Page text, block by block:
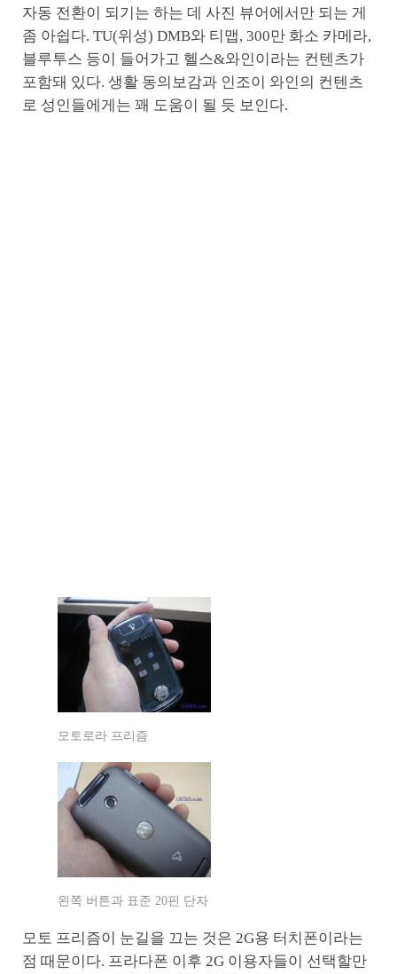
자동 전환이 되기는 하는 데 사진 뷰어에서만 되는 게
좀 아쉽다. TU(위성) DMB와 티맵, 300만 화소 카메라,
블루투스 등이 들어가고 헬스&와인이라는 컨텐츠가
포함돼 있다. 생활 동의보감과 인조이 와인의 컨텐츠
로 성인들에게는 꽤 도움이 될 듯 보인다.
모토로라 프리즘
왼쪽 버튼과 표준 20핀 단자
모토 프리즘이 눈길을 끄는 것은 2G용 터치폰이라는
점 때문이다. 프라다폰 이후 2G 이용자들이 선택할만